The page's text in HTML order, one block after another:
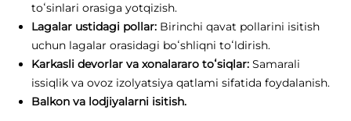
toʻsinlari orasiga yotqizish.
Lagalar ustidagi pollar: Birinchi qavat pollarini isitish
uchun lagalar orasidagi boʻshliqni toʻldirish.
Karkasli devorlar va xonalararo toʻsiqlar: Samarali
issiqlik va ovoz izolyatsiya qatlami sifatida foydalanish.
Balkon va lodjiyalarni isitish.